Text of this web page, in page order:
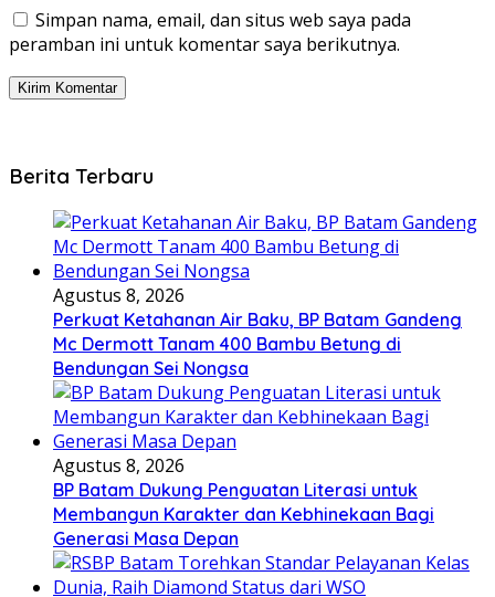
Simpan nama, email, dan situs web saya pada
peramban ini untuk komentar saya berikutnya.
Berita Terbaru
Agustus 8, 2026
Perkuat Ketahanan Air Baku, BP Batam Gandeng
Mc Dermott Tanam 400 Bambu Betung di
Bendungan Sei Nongsa
Agustus 8, 2026
BP Batam Dukung Penguatan Literasi untuk
Membangun Karakter dan Kebhinekaan Bagi
Generasi Masa Depan